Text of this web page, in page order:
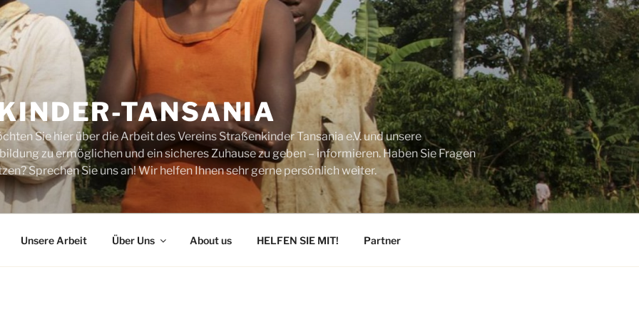
TANSANIA
Sie hier über die Arbeit des Vereins Straßenkinder Tansania e.V. und unsere
zu ermöglichen und ein sicheres Zuhause zu geben – informieren. Haben Sie Fragen
Sprechen Sie uns an! Wir helfen Ihnen sehr gerne persönlich weiter.
Unsere Arbeit Über Uns About us HELFEN SIE MIT! Partner